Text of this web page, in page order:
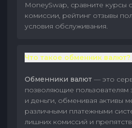
MoneySwap, сравните курсы
комиссии, рейтинг отзывы
условия обслуживания.
Что такое обменник валют?
Обменники валют — это
позволяющие пользователям
и деньги, обменивая активы
различными платежными
лишних комиссий и